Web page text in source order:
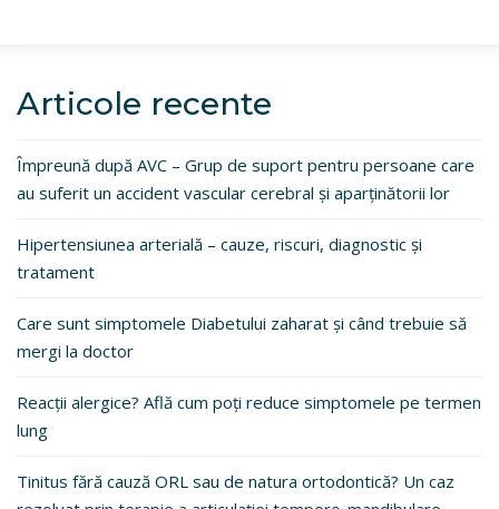
Articole recente
Împreună după AVC – Grup de suport pentru persoane care
au suferit un accident vascular cerebral și aparținătorii lor
Hipertensiunea arterială – cauze, riscuri, diagnostic și
tratament
Care sunt simptomele Diabetului zaharat și când trebuie să
mergi la doctor
Reacții alergice? Află cum poți reduce simptomele pe termen
lung
Tinitus fără cauză ORL sau de natura ortodontică? Un caz